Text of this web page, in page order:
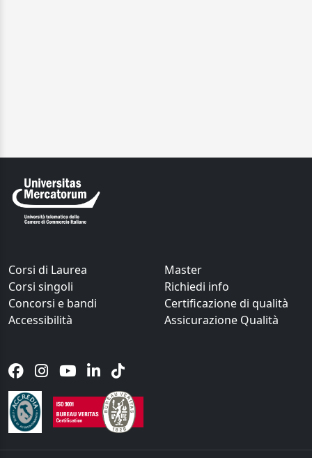
Corsi di Laurea
Master
Corsi singoli
Richiedi info
Concorsi e bandi
Certificazione di qualità
Accessibilità
Assicurazione Qualità